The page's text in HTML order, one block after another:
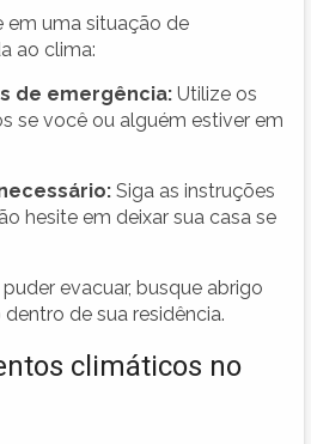
em uma situação de
ao clima:
de emergência: Utilize os
se você ou alguém estiver em
Siga as instruções
hesite em deixar sua casa se
evacuar, busque abrigo
de sua residência.
climáticos no